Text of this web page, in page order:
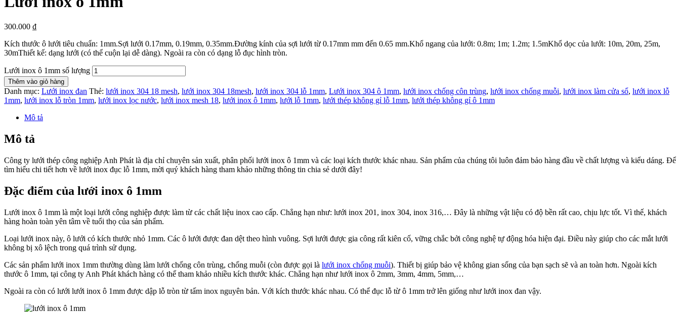
300.000 ₫
Kích thước ô lưới tiêu chuẩn: 1mm.Sợi lưới 0.17mm, 0.19mm, 0.35mm.Đường kính của sợi lưới từ 0.17mm mm đến 0.65 mm.Khổ ngang của lưới: 0.8m; 1m; 1.2m; 1.5mKhổ dọc của lưới: 10m, 20m, 25m,
30mThiết kế: dạng lưới (có thể cuộn lại dễ dàng). Ngoài ra còn có dạng lỗ đục hình tròn.
Lưới inox ô 1mm số lượng
Thêm vào giỏ hàng
Danh mục: Lưới inox đan Thẻ: lưới inox 304 18 mesh, lưới inox 304 18mesh, lưới inox 304 lỗ 1mm, Lưới inox 304 ô 1mm, lưới inox chống côn trùng, lưới inox chống muỗi, lưới inox làm cửa sổ, lưới inox lỗ
1mm, lưới inox lỗ tròn 1mm, lưới inox lọc nước, lưới inox mesh 18, lưới inox ô 1mm, lưới lỗ 1mm, lưới thép không gỉ lỗ 1mm, lưới thép không gỉ ô 1mm
Mô tả
Mô tả
Công ty lưới thép công nghiệp Anh Phát là địa chỉ chuyên sản xuất, phân phối lưới inox ô 1mm và các loại kích thước khác nhau. Sản phẩm của chúng tôi luôn đảm bảo hàng đầu về chất lượng và kiểu dáng. Để
tìm hiểu chi tiết hơn về lưới inox đục lỗ 1mm, mời quý khách hàng tham khảo những thông tin chia sẻ dưới đây!
Đặc điểm của lưới inox ô 1mm
Lưới inox ô 1mm là một loại lưới công nghiệp được làm từ các chất liệu inox cao cấp. Chẳng hạn như: lưới inox 201, inox 304, inox 316,… Đây là những vật liệu có độ bền rất cao, chịu lực tốt. Vì thế, khách
hàng hoàn toàn yên tâm về tuổi thọ của sản phẩm.
Loại lưới inox này, ô lưới có kích thước nhỏ 1mm. Các ô lưới được đan dệt theo hình vuông. Sợi lưới được gia công rất kiên cố, vững chắc bởi công nghệ tự động hóa hiện đại. Điều này giúp cho các mắt lưới
không bị xô lệch trong quá trình sử dụng.
Các sản phẩm lưới inox 1mm thường dùng làm lưới chống côn trùng, chống muỗi (còn được gọi là lưới inox chống muỗi). Thiết bị giúp bảo vệ không gian sống của bạn sạch sẽ và an toàn hơn. Ngoài kích
thước ô 1mm, tại công ty Anh Phát khách hàng có thể tham khảo nhiều kích thước khác. Chẳng hạn như lưới inox ô 2mm, 3mm, 4mm, 5mm,…
Ngoài ra còn có lưới lưới inox ô 1mm được dập lỗ tròn từ tấm inox nguyên bản. Với kích thước khác nhau. Có thể đục lỗ từ ô 1mm trở lên giống như lưới inox đan vậy.